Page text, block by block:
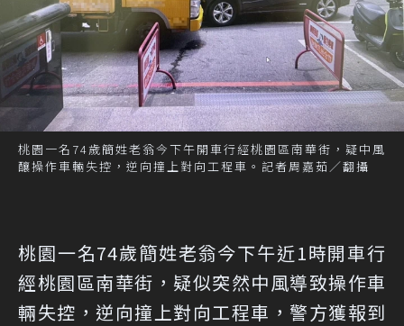
桃園一名74歲簡姓老翁今下午開車行經桃園區南華街，疑中風
釀操作車輛失控，逆向撞上對向工程車。記者周嘉茹／翻攝
桃園一名74歲簡姓老翁今下午近1時開車行
經桃園區南華街，疑似突然中風導致操作車
輛失控，逆向撞上對向工程車，警方獲報到